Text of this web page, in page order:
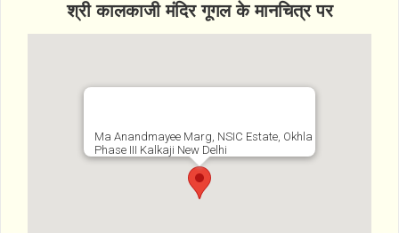
श्री कालकाजी मंदिर गूगल के मानचित्र पर
Ma Anandmayee Marg, NSIC Estate, Okhla
Phase III Kalkaji New Delhi